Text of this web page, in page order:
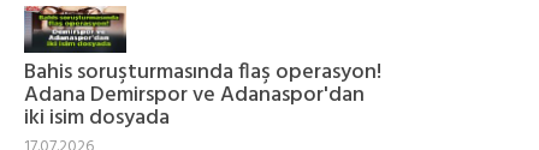
Bahis soruşturmasında flaş operasyon!
Adana Demirspor ve Adanaspor'dan
iki isim dosyada